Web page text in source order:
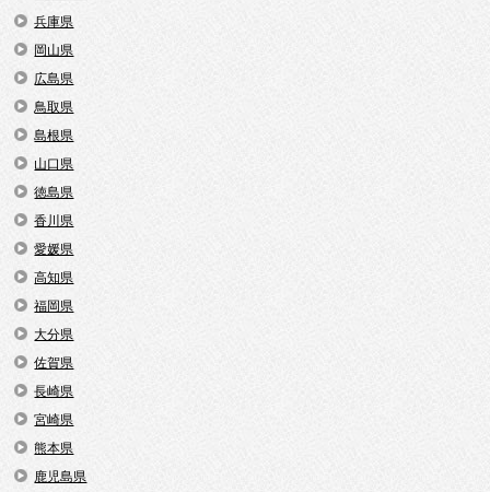
兵庫県
岡山県
広島県
鳥取県
島根県
山口県
徳島県
香川県
愛媛県
高知県
福岡県
大分県
佐賀県
長崎県
宮崎県
熊本県
鹿児島県